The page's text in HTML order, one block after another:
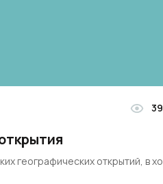
39
географических открытий,